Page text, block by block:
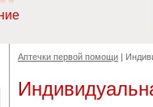
Аптечки первой помощи |